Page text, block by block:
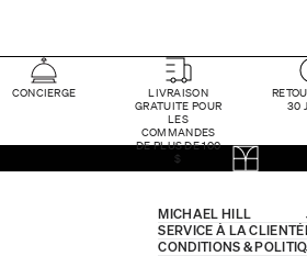
CONCIERGE
LIVRAISON
GRATUITE POUR
LES
COMMANDES
DE PLUS DE 100
$
30
MICHAEL HILL
SERVICE À LA
CONDITIONS &